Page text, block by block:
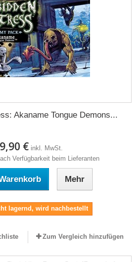
Akaname Tongue Demons...
€ inkl. MwSt.
Verfügbarkeit beim Lieferanten
Mehr
lagernd, wird nachbestellt
Zum Vergleich hinzufügen